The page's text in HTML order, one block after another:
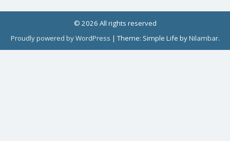
© 2026 All rights reserved
Proudly powered by WordPress |Theme: Simple Life byNilambar.